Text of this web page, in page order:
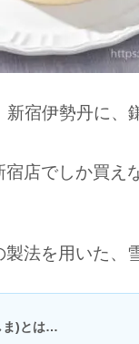
宿伊勢丹に、
店でしか買え
法を用いた、
)とは…